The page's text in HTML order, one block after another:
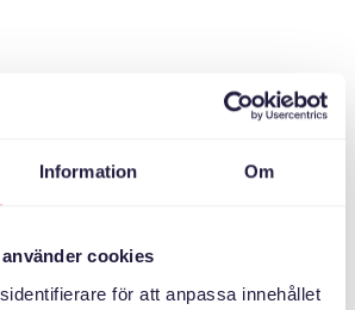
Information Om
cookies
för att anpassa innehållet
information:
allvar och har implementerat lämpliga
åtkomst, ändring, avslöjande eller